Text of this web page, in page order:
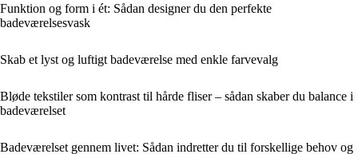
Funktion og form i ét: Sådan designer du den perfekte
badeværelsesvask
Skab et lyst og luftigt badeværelse med enkle farvevalg
Bløde tekstiler som kontrast til hårde fliser – sådan skaber du balance i
badeværelset
Badeværelset gennem livet: Sådan indretter du til forskellige behov og